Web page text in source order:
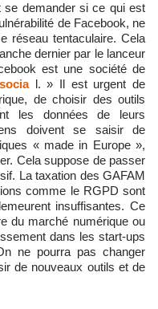
de Facebook, ne
réseau tentaculaire. Cela
dernier par le lanceur
est une société de
l. » Il est urgent de
de choisir des outils
les données de leurs
doivent se saisir de
« made in Europe »,
Cela suppose de passer
La taxation des GAFAM
comme le RGPD sont
insuffisantes. Ce
du marché numérique ou
dans les start-ups
ne pourra pas changer
de nouveaux outils et de